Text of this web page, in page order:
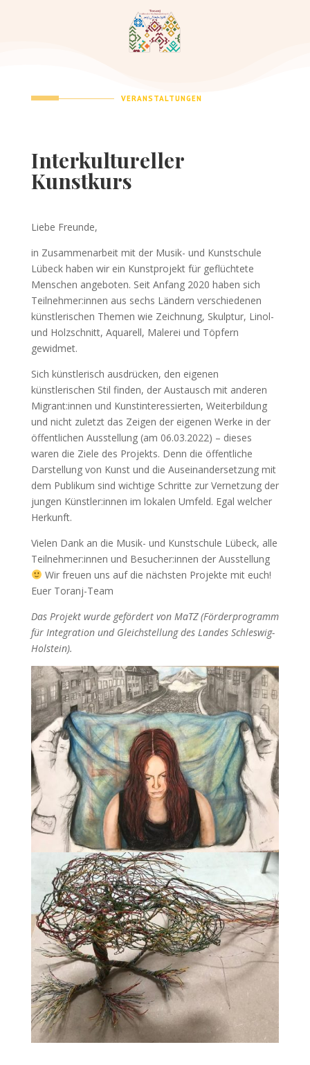
VERANSTALTUNGEN
Interkultureller
Kunstkurs
Liebe Freunde,
in Zusammenarbeit mit der Musik- und Kunstschule
Lübeck haben wir ein Kunstprojekt für geflüchtete
Menschen angeboten. Seit Anfang 2020 haben sich
Teilnehmer:innen aus sechs Ländern verschiedenen
künstlerischen Themen wie Zeichnung, Skulptur, Linol-
und Holzschnitt, Aquarell, Malerei und Töpfern
gewidmet.
Sich künstlerisch ausdrücken, den eigenen
künstlerischen Stil finden, der Austausch mit anderen
Migrant:innen und Kunstinteressierten, Weiterbildung
und nicht zuletzt das Zeigen der eigenen Werke in der
öffentlichen Ausstellung (am 06.03.2022) – dieses
waren die Ziele des Projekts. Denn die öffentliche
Darstellung von Kunst und die Auseinandersetzung mit
dem Publikum sind wichtige Schritte zur Vernetzung der
jungen Künstler:innen im lokalen Umfeld. Egal welcher
Herkunft.
Vielen Dank an die Musik- und Kunstschule Lübeck, alle
Teilnehmer:innen und Besucher:innen der Ausstellung
Wir freuen uns auf die nächsten Projekte mit euch!
Euer Toranj-Team
Das Projekt wurde gefördert von MaTZ (Förderprogramm
für Integration und Gleichstellung des Landes Schleswig-
Holstein).